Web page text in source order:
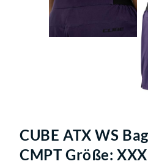
CUBE ATX WS
CMPT Größe: